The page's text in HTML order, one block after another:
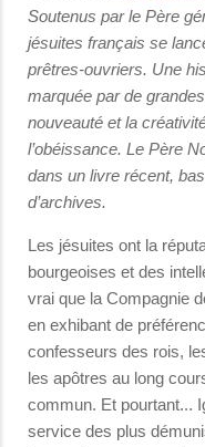
Soutenus par le Père
jésuites français se
prêtres-ouvriers. Une
marquée par de
nouveauté et la
l’obéissance. Le Père
dans un livre récent,
d’archives.
Les jésuites ont la
bourgeoises et des
vrai que la Compagnie
en exhibant de
confesseurs des rois,
les apôtres au long
commun. Et pourtant...
service des plus